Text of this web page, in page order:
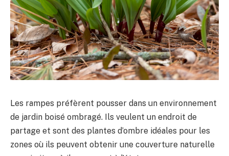
Les rampes préfèrent pousser dans un environnement
de jardin boisé ombragé. Ils veulent un endroit de
partage et sont des plantes d’ombre idéales pour les
zones où ils peuvent obtenir une couverture naturelle